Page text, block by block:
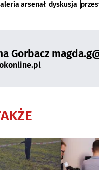
arsenał dyskusja
Gorbacz